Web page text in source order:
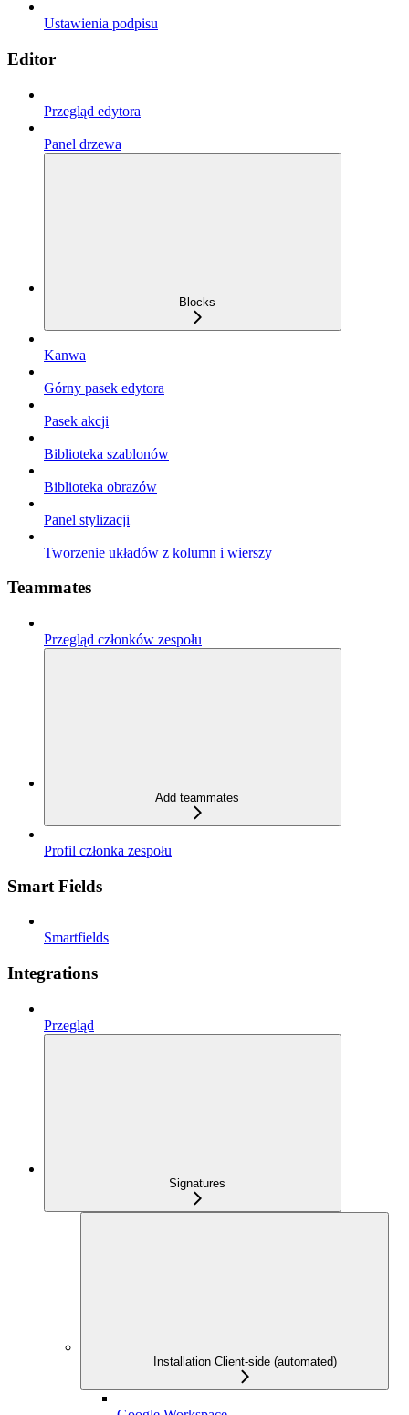
Ustawienia podpisu
Editor
Przegląd edytora
Panel drzewa
Blocks
Kanwa
Górny pasek edytora
Pasek akcji
Biblioteka szablonów
Biblioteka obrazów
Panel stylizacji
Tworzenie układów z kolumn i wierszy
Teammates
Przegląd członków zespołu
Add teammates
Profil członka zespołu
Smart Fields
Smartfields
Integrations
Przegląd
Signatures
Installation Client-side (automated)